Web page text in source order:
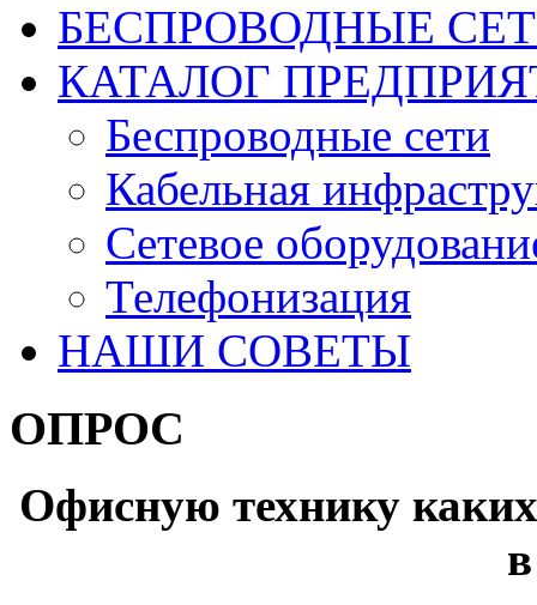
БЕСПРОВОДНЫЕ
КАТАЛОГ
Беспроводные сети
Кабельная
Сетевое
Телефонизация
НАШИ СОВЕТЫ
ОПРОС
Офисную технику